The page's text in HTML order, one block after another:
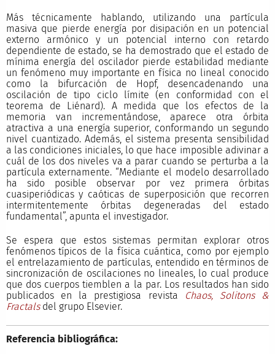
Más técnicamente hablando, utilizando una partícula
masiva que pierde energía por disipación en un potencial
externo armónico y un potencial interno con retardo
dependiente de estado, se ha demostrado que el estado de
mínima energía del oscilador pierde estabilidad mediante
un fenómeno muy importante en física no lineal conocido
como la bifurcación de Hopf, desencadenando una
oscilación de tipo ciclo límite (en conformidad con el
teorema de Liénard). A medida que los efectos de la
memoria van incrementándose, aparece otra órbita
atractiva a una energía superior, conformando un segundo
nivel cuantizado. Además, el sistema presenta sensibilidad
a las condiciones iniciales, lo que hace imposible adivinar a
cuál de los dos niveles va a parar cuando se perturba a la
partícula externamente. “Mediante el modelo desarrollado
ha sido posible observar por vez primera órbitas
cuasiperiódicas y caóticas de superposición que recorren
intermitentemente órbitas degeneradas del estado
fundamental”, apunta el investigador.
Se espera que estos sistemas permitan explorar otros
fenómenos típicos de la física cuántica, como por ejemplo
el entrelazamiento de partículas, entendido en términos de
sincronización de oscilaciones no lineales, lo cual produce
que dos cuerpos tiemblen a la par. Los resultados han sido
publicados en la prestigiosa revista
Chaos, Solitons &
Fractals del grupo Elsevier.
Referencia bibliográfica: